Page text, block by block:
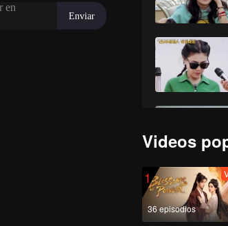
Videos
1
36 episodios